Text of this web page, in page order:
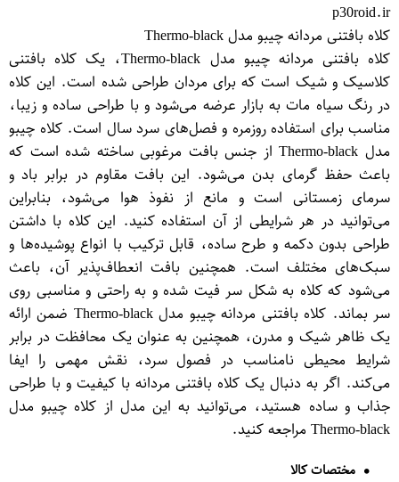
p30roid.ir
کلاه بافتنی مردانه چیبو مدل Thermo-black
کلاه بافتنی مردانه چیبو مدل Thermo-black، یک کلاه بافتنی
کلاسیک و شیک است که برای مردان طراحی شده است. این کلاه
در رنگ سیاه مات به بازار عرضه می‌شود و با طراحی ساده و زیبا،
مناسب برای استفاده روزمره و فصل‌های سرد سال است. کلاه چیبو
مدل Thermo-black از جنس بافت مرغوبی ساخته شده است که
باعث حفظ گرمای بدن می‌شود. این بافت مقاوم در برابر باد و
سرمای زمستانی است و مانع از نفوذ هوا می‌شود، بنابراین
می‌توانید در هر شرایطی از آن استفاده کنید. این کلاه با داشتن
طراحی بدون دکمه و طرح ساده، قابل ترکیب با انواع پوشیده‌ها و
سبک‌های مختلف است. همچنین بافت انعطاف‌پذیر آن، باعث
می‌شود که کلاه به شکل سر فیت شده و به راحتی و مناسبی روی
سر بماند. کلاه بافتنی مردانه چیبو مدل Thermo-black ضمن ارائه
یک ظاهر شیک و مدرن، همچنین به عنوان یک محافظت در برابر
شرایط محیطی نامناسب در فصول سرد، نقش مهمی را ایفا
می‌کند. اگر به دنبال یک کلاه بافتنی مردانه با کیفیت و با طراحی
جذاب و ساده هستید، می‌توانید به این مدل از کلاه چیبو مدل
Thermo-black مراجعه کنید.
مختصات کالا